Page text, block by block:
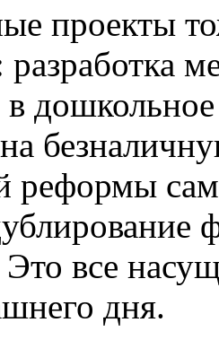
проекты
разработка
реформы
Это все
дня.